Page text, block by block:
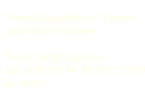
Главный редактор — Грачев
Сергей Викторович.
Почта: mail@5uglov.ru
Тел. 8 (812) 274-35-25 (c 12.00
до 18.00)